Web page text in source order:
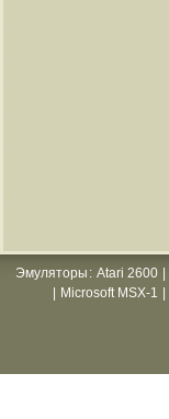
Эмуляторы : Atari 2600
Microsoft MSX-1